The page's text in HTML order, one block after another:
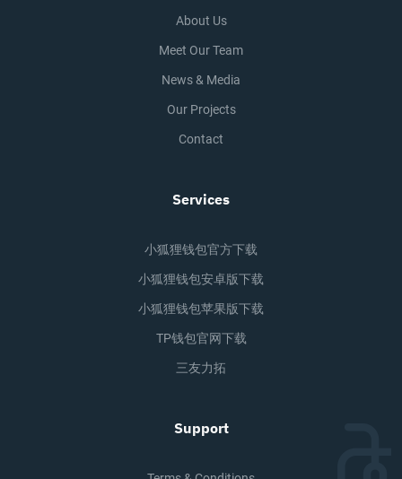
About Us
Meet Our Team
News & Media
Our Projects
Contact
Services
小狐狸钱包官方下载
小狐狸钱包安卓版下载
小狐狸钱包苹果版下载
TP钱包官网下载
三友力拓
Support